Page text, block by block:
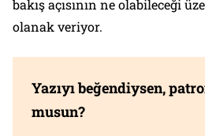
bakış açısının ne olabileceği
olanak veriyor.
Yazıyı beğendiysen,
musun?